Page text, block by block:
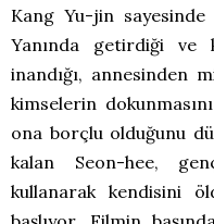
Kang Yu-jin
Yanında getirdiği ve
inandığı, annesinden
kimselerin
ona borçlu olduğunu
kalan Seon-hee,
kullanarak kendisini